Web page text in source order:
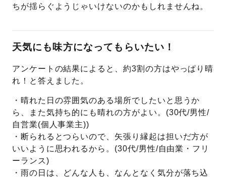
ちが揺らぐようじゃいけないのかもしれませんね。
天気にも味方になってもらいたい！
アンケートの結果によると、約3割の方はやっぱり晴
れ！と答えました。
・晴れた日の雰囲気のある場所でしたいと思うか
ら、また気持ち的にも晴れの方がよい。(30代/男性/
自営業(個人事業主))
・断られるとつらいので、矢張り縁起は担いだ方が
いいように思われるから。(30代/男性/自由業・フリ
ーランス)
・雨の日は、どんな人も、なんとなく気分が落ち込